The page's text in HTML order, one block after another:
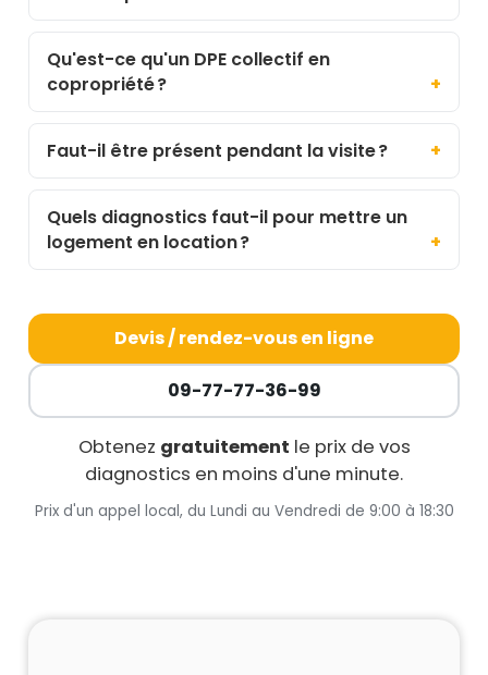
Qu'est-ce qu'un DPE collectif en
copropriété ?
Faut-il être présent pendant la visite ?
Quels diagnostics faut-il pour mettre un
logement en location ?
Devis / rendez-vous en ligne
09-77-77-36-99
Obtenez gratuitement le prix de vos
diagnostics en moins d'une minute.
Prix d'un appel local, du Lundi au Vendredi de 9:00 à 18:30